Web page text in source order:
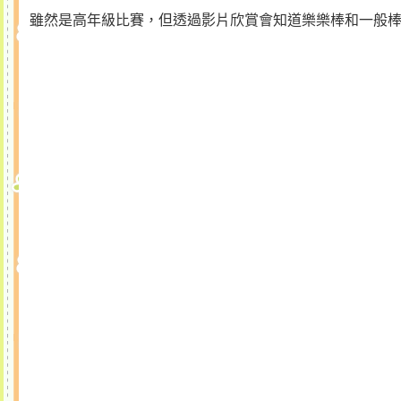
雖然是高年級比賽，但透過影片欣賞會知道樂樂棒和一般